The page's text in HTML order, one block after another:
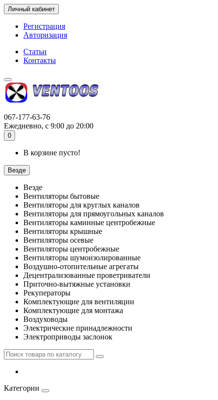
Личный кабинет
Регистрация
Авторизация
Статьи
Контакты
067-177-63-76
Ежедневно, с 9:00 до 20:00
0
В корзине пусто!
Везде
Везде
Вентиляторы бытовые
Вентиляторы для круглых каналов
Вентиляторы для прямоугольных каналов
Вентиляторы каминные центробежные
Вентиляторы крышные
Вентиляторы осевые
Вентиляторы центробежные
Вентиляторы шумоизолированные
Воздушно-отопительные агрегаты
Децентрализованные проветриватели
Приточно-вытяжные установки
Рекуператоры
Комплектующие для вентиляции
Комплектующие для монтажа
Воздуховоды
Электрические принадлежности
Электроприводы заслонок
Категории